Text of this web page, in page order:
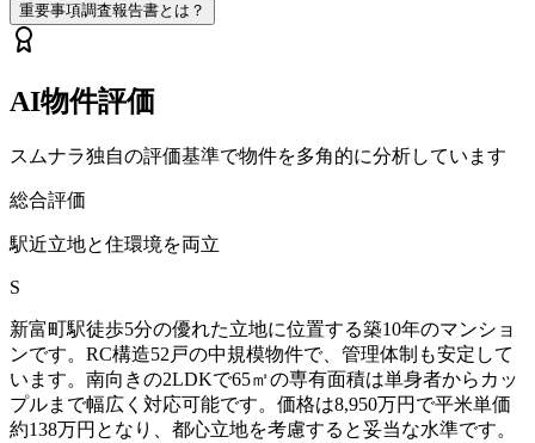
重要事項調査報告書とは？
AI物件評価
スムナラ独自の評価基準で物件を多角的に分析しています
総合評価
駅近立地と住環境を両立
S
新富町駅徒歩5分の優れた立地に位置する築10年のマンショ
ンです。RC構造52戸の中規模物件で、管理体制も安定して
います。南向きの2LDKで65㎡の専有面積は単身者からカッ
プルまで幅広く対応可能です。価格は8,950万円で平米単価
約138万円となり、都心立地を考慮すると妥当な水準です。